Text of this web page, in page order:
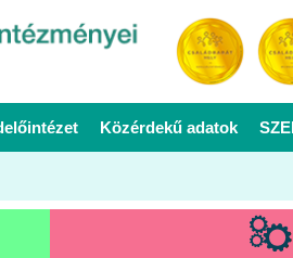
Közérdekű adatok